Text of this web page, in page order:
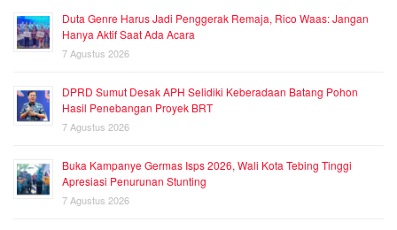
Duta Genre Harus Jadi Penggerak Remaja, Rico Waas: Jangan
Hanya Aktif Saat Ada Acara
7 Agustus 2026
DPRD Sumut Desak APH Selidiki Keberadaan Batang Pohon
Hasil Penebangan Proyek BRT
7 Agustus 2026
Buka Kampanye Germas Isps 2026, Wali Kota Tebing Tinggi
Apresiasi Penurunan Stunting
7 Agustus 2026